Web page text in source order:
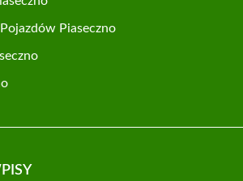
Piaseczno